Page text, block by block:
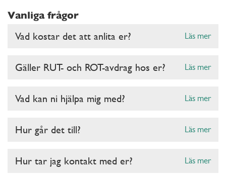
Vanliga frågor
Vad kostar det att anlita er? Läs mer
Gäller RUT- och ROT-avdrag hos er? Läs mer
Vad kan ni hjälpa mig med? Läs mer
Hur går det till? Läs mer
Hur tar jag kontakt med er? Läs mer